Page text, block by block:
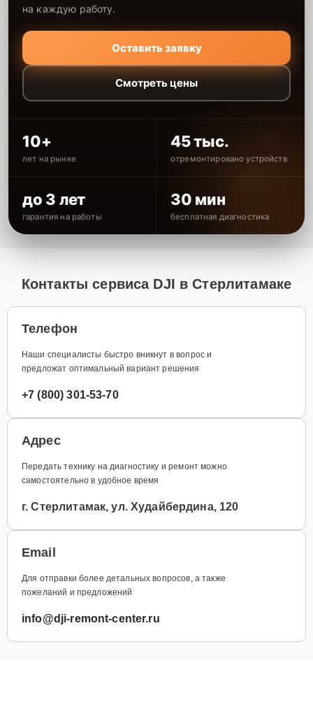
на каждую работу.
Оставить заявку
Смотреть цены
10+
лет на рынке
45 тыс.
отремонтировано устройств
до 3 лет
гарантия на работы
30 мин
бесплатная диагностика
Контакты сервиса DJI в Стерлитамаке
Телефон
Наши специалисты быстро вникнут в вопрос и
предложат оптимальный вариант решения
+7 (800) 301-53-70
Адрес
Передать технику на диагностику и ремонт можно
самостоятельно в удобное время
г. Стерлитамак, ул. Худайбердина, 120
Email
Для отправки более детальных вопросов, а также
пожеланий и предложений
info@dji-remont-center.ru